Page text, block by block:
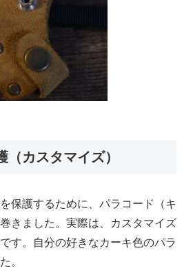
（カスタマイズ）
保護するために、パラコード（キ
きました。実際は、カスタマイズ
す。自分の好きなカーキ色のパラ
。